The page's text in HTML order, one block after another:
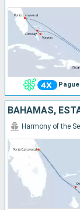
BAHAMAS,
Harmony of the